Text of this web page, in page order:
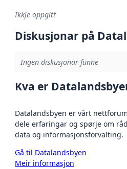
Ikkje oppgitt
Diskusjonar på
Ingen diskusjonar funne
Kva er
Datalandsbyen er vårt
dele erfaringar og spørje om
data og informasjonsforvalting.
Gå til Datalandsbyen
Meir informasjon